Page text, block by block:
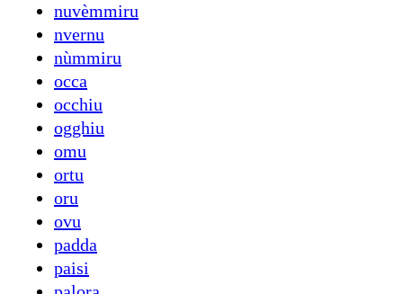
nuvèmmiru
nvernu
nùmmiru
occa
occhiu
ogghiu
omu
ortu
oru
ovu
padda
paisi